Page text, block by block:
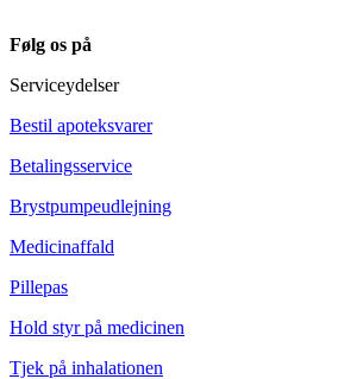
Følg os på
Serviceydelser
Bestil apoteksvarer
Betalingsservice
Brystpumpeudlejning
Medicinaffald
Pillepas
Hold styr på medicinen
Tjek på inhalationen